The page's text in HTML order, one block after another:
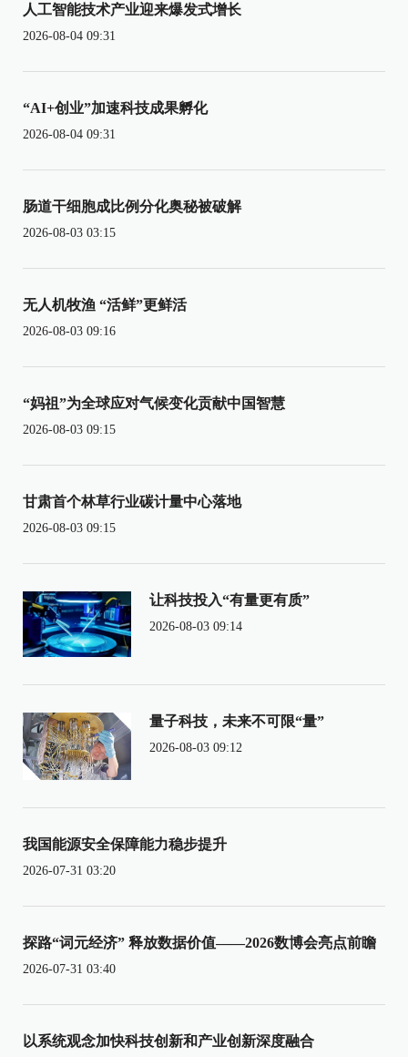
人工智能技术产业迎来爆发式增长
2026-08-04 09:31
“AI+创业”加速科技成果孵化
2026-08-04 09:31
肠道干细胞成比例分化奥秘被破解
2026-08-03 03:15
无人机牧渔 “活鲜”更鲜活
2026-08-03 09:16
“妈祖”为全球应对气候变化贡献中国智慧
2026-08-03 09:15
甘肃首个林草行业碳计量中心落地
2026-08-03 09:15
让科技投入“有量更有质”
2026-08-03 09:14
量子科技，未来不可限“量”
2026-08-03 09:12
我国能源安全保障能力稳步提升
2026-07-31 03:20
探路“词元经济” 释放数据价值——2026数博会亮点前瞻
2026-07-31 03:40
以系统观念加快科技创新和产业创新深度融合